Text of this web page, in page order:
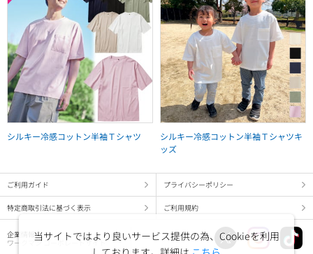
シルキー冷感コットン半袖Ｔシャツ
シルキー冷感コットン半袖Ｔシャツキ
ッズ
ご利用ガイド プライバシーポリシー
特定商取引法に基づく表示 ご利用規約
企業情報
ワークマン コーポレートサイト
当サイトではより良いサービス提供の為、Cookieを利用